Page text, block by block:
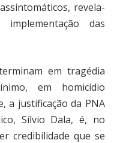
revela-
das
em tragédia
em homicídio
a justificação da PNA
Sílvio Dala, é, no
credibilidade que se